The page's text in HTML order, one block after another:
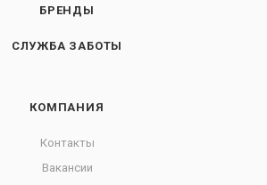
БРЕНДЫ
СЛУЖБА ЗАБОТЫ
КОМПАНИЯ
Контакты
Вакансии